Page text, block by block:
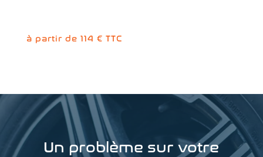
à partir de 114 € TTC
Un problème sur votre